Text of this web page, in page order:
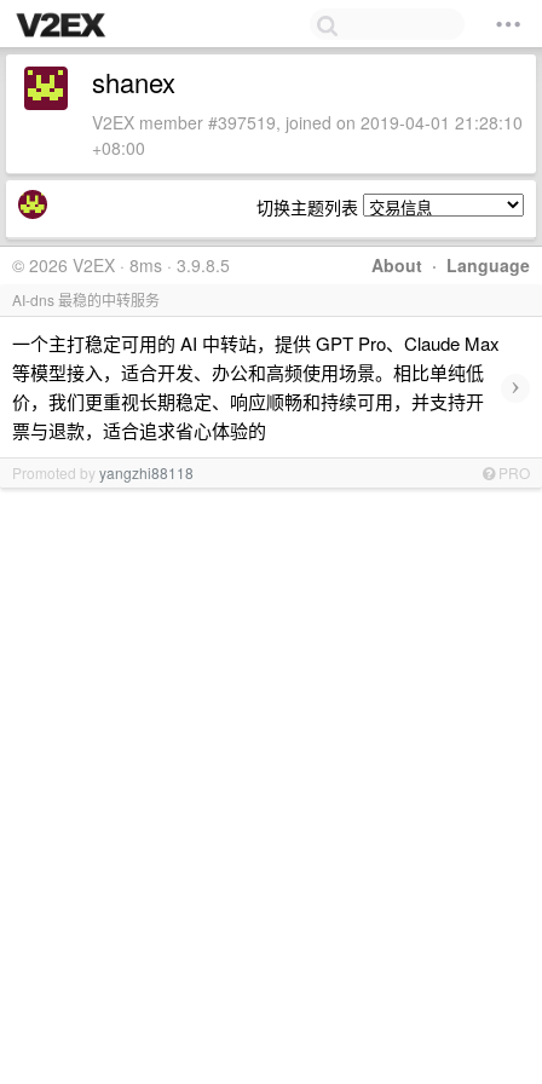
shanex
V2EX member #397519, joined on 2019-04-01 21:28:10
+08:00
切换主题列表
About · Language
© 2026 V2EX · 8ms · 3.9.8.5
AI-dns 最稳的中转服务
一个主打稳定可用的 AI 中转站，提供 GPT Pro、Claude Max
等模型接入，适合开发、办公和高频使用场景。相比单纯低
价，我们更重视长期稳定、响应顺畅和持续可用，并支持开
票与退款，适合追求省心体验的
›
Promoted byyangzhi88118 PRO